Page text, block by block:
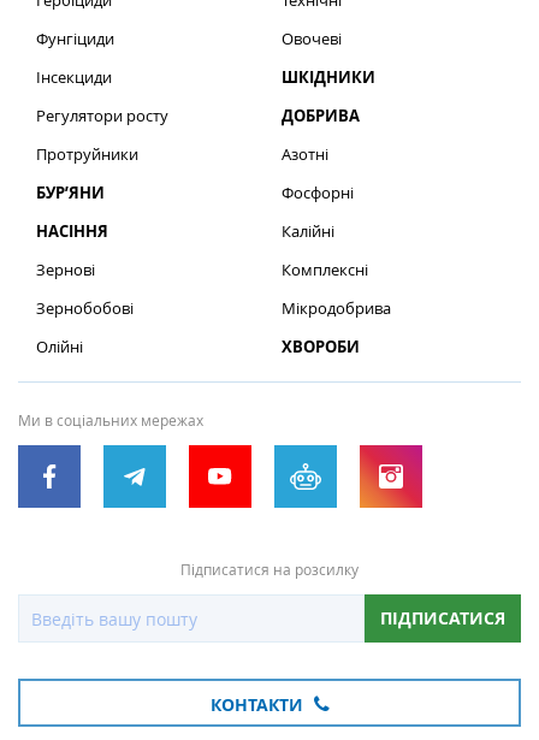
Фунгіциди
Інсекциди
Регулятори росту
Протруйники
БУР’ЯНИ
НАСІННЯ
Зернові
Зернобобові
Олійні
Овочеві
ШКІДНИКИ
ДОБРИВА
Азотні
Фосфорні
Калійні
Комплексні
Мікродобрива
ХВОРОБИ
Ми в соціальних мережах
Підписатися на розсилку
ПІДПИСАТИСЯ
КОНТАКТИ